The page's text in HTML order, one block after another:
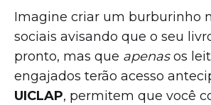
Imagine criar um burburinho
sociais avisando que o seu
pronto, mas que apenasos
engajados terão acesso
UICLAP, permitem que você